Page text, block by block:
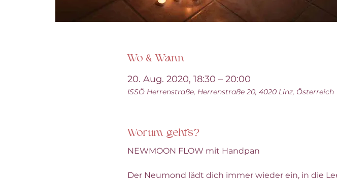
Wo & Wann
20. Aug. 2020, 18:30 – 20:00
ISSÖ Herrenstraße, Herrenstraße 20, 4020 Linz, Österreich
Worum geht's?
NEWMOON FLOW mit Handpan
Der Neumond lädt dich immer wieder ein, in die